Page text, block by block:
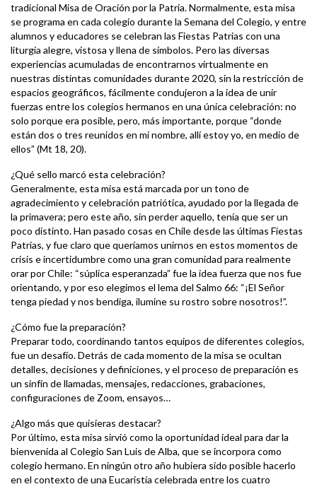
tradicional Misa de Oración por la Patria. Normalmente, esta misa
se programa en cada colegio durante la Semana del Colegio, y entre
alumnos y educadores se celebran las Fiestas Patrias con una
liturgia alegre, vistosa y llena de símbolos. Pero las diversas
experiencias acumuladas de encontrarnos virtualmente en
nuestras distintas comunidades durante 2020, sin la restricción de
espacios geográficos, fácilmente condujeron a la idea de unir
fuerzas entre los colegios hermanos en una única celebración: no
solo porque era posible, pero, más importante, porque “donde
están dos o tres reunidos en mi nombre, allí estoy yo, en medio de
ellos” (Mt 18, 20).
¿Qué sello marcó esta celebración?
Generalmente, esta misa está marcada por un tono de
agradecimiento y celebración patriótica, ayudado por la llegada de
la primavera; pero este año, sin perder aquello, tenía que ser un
poco distinto. Han pasado cosas en Chile desde las últimas Fiestas
Patrias, y fue claro que queríamos unirnos en estos momentos de
crisis e incertidumbre como una gran comunidad para realmente
orar por Chile: “súplica esperanzada” fue la idea fuerza que nos fue
orientando, y por eso elegimos el lema del Salmo 66: “¡El Señor
tenga piedad y nos bendiga, ilumine su rostro sobre nosotros!”.
¿Cómo fue la preparación?
Preparar todo, coordinando tantos equipos de diferentes colegios,
fue un desafío. Detrás de cada momento de la misa se ocultan
detalles, decisiones y definiciones, y el proceso de preparación es
un sinfín de llamadas, mensajes, redacciones, grabaciones,
configuraciones de Zoom, ensayos…
¿Algo más que quisieras destacar?
Por último, esta misa sirvió como la oportunidad ideal para dar la
bienvenida al Colegio San Luis de Alba, que se incorpora como
colegio hermano. En ningún otro año hubiera sido posible hacerlo
en el contexto de una Eucaristía celebrada entre los cuatro